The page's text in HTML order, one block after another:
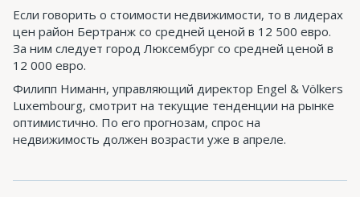
Если говорить о стоимости недвижимости, то в лидерах
цен район Бертранж со средней ценой в 12 500 евро.
За ним следует город Люксембург со средней ценой в
12 000 евро.
Филипп Ниманн, управляющий директор Engel & Völkers
Luxembourg, смотрит на текущие тенденции на рынке
оптимистично. По его прогнозам, спрос на
недвижимость должен возрасти уже в апреле.